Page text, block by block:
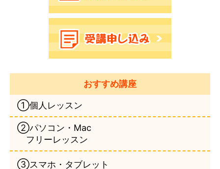
おすすめ講座
①個人レッスン
②パソコン・Mac
フリーレッスン
③スマホ・タブレット